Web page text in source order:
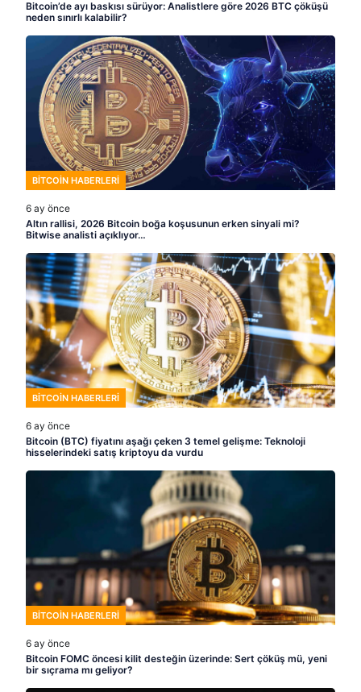
Bitcoin’de ayı baskısı sürüyor: Analistlere göre 2026 BTC çöküşü
neden sınırlı kalabilir?
BITCOIN HABERLERI
6 ay önce
Altın rallisi, 2026 Bitcoin boğa koşusunun erken sinyali mi?
Bitwise analisti açıklıyor…
BITCOIN HABERLERI
6 ay önce
Bitcoin (BTC) fiyatını aşağı çeken 3 temel gelişme: Teknoloji
hisselerindeki satış kriptoyu da vurdu
BITCOIN HABERLERI
6 ay önce
Bitcoin FOMC öncesi kilit desteğin üzerinde: Sert çöküş mü, yeni
bir sıçrama mı geliyor?